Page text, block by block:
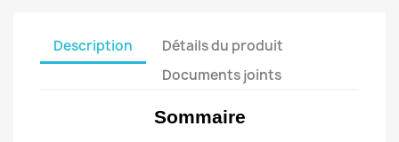
Description
Détails du produit
Documents joints
Sommaire